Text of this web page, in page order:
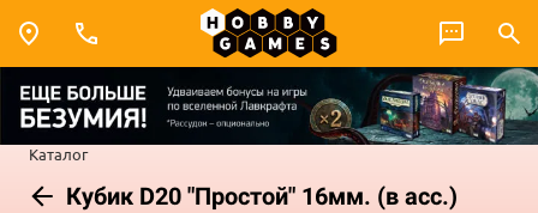
Каталог
Кубик D20 "Простой" 16мм. (в асс.)